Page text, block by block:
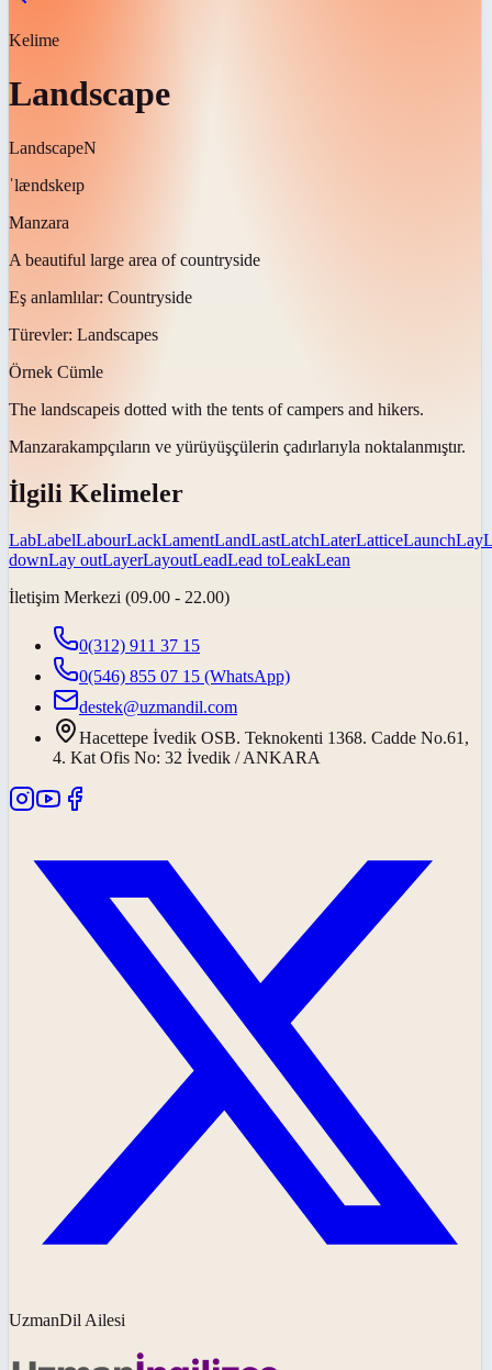
Kelime
Landscape
LandscapeN
ˈlændskeɪp
Manzara
A beautiful large area of countryside
Eş anlamlılar: Countryside
Türevler: Landscapes
Örnek Cümle
The landscapeis dotted with the tents of campers and hikers.
Manzarakampçıların ve yürüyüşçülerin çadırlarıyla noktalanmıştır.
İlgili Kelimeler
LabLabelLabourLackLamentLandLastLatchLaterLatticeLaunchLay
downLay outLayerLayoutLeadLead toLeakLean
İletişim Merkezi (09.00 - 22.00)
0(312) 911 37 15
0(546) 855 07 15 (WhatsApp)
destek@uzmandil.com
Hacettepe İvedik OSB. Teknokenti 1368. Cadde No.61,
4. Kat Ofis No: 32 İvedik / ANKARA
UzmanDil Ailesi